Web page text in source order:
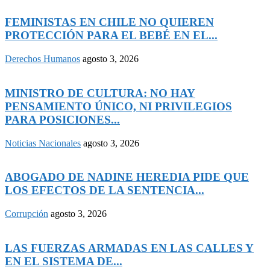
FEMINISTAS EN CHILE NO QUIEREN
PROTECCIÓN PARA EL BEBÉ EN EL...
Derechos Humanos agosto 3, 2026
MINISTRO DE CULTURA: NO HAY
PENSAMIENTO ÚNICO, NI PRIVILEGIOS
PARA POSICIONES...
Noticias Nacionales agosto 3, 2026
ABOGADO DE NADINE HEREDIA PIDE QUE
LOS EFECTOS DE LA SENTENCIA...
Corrupción agosto 3, 2026
LAS FUERZAS ARMADAS EN LAS CALLES Y
EN EL SISTEMA DE...